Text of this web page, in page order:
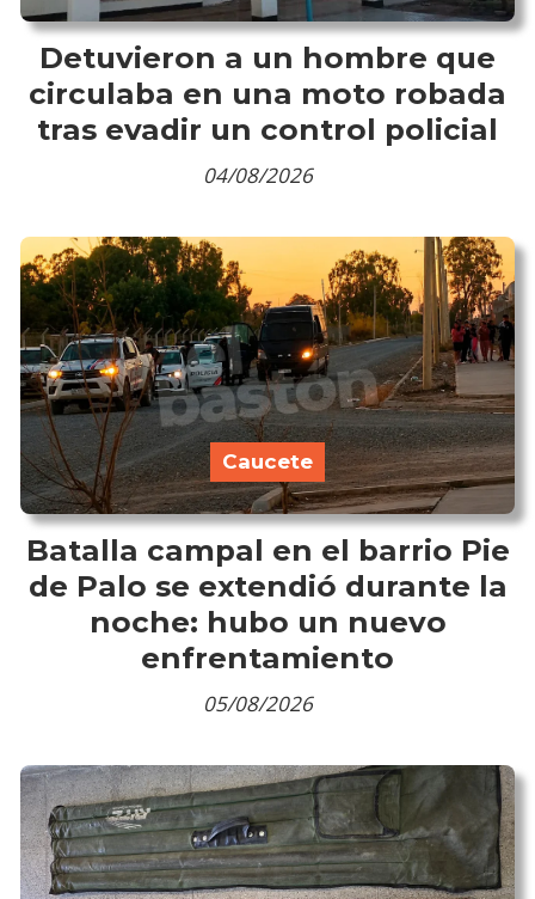
Detuvieron a un hombre que
circulaba en una moto robada
tras evadir un control policial
04/08/2026
Batalla campal en el barrio Pie
de Palo se extendió durante la
noche: hubo un nuevo
enfrentamiento
Caucete
05/08/2026